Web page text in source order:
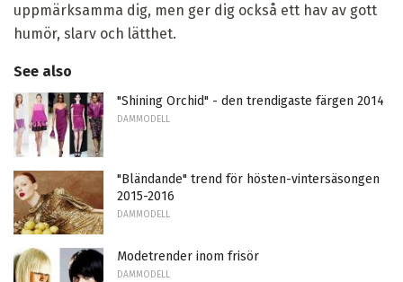
uppmärksamma dig, men ger dig också ett hav av gott
humör, slarv och lätthet.
See also
"Shining Orchid" - den trendigaste färgen 2014
DAMMODELL
"Bländande" trend för hösten-vintersäsongen
2015-2016
DAMMODELL
Modetrender inom frisör
DAMMODELL